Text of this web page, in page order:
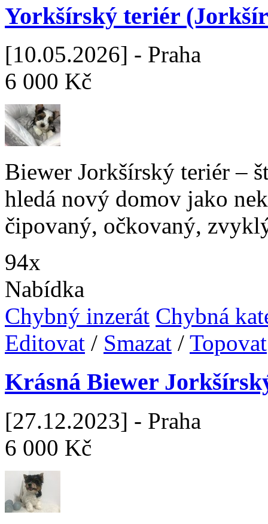
Yorkšírský teriér
[10.05.2026] - Praha
6 000 Kč
Biewer Jorkšírský teriér –
hledá nový domov jako
čipovaný, očkovaný,
94x
Nabídka
Chybný inzerát Chybná
Editovat / Smazat / Topovat
Krásná Biewer
[27.12.2023] - Praha
6 000 Kč